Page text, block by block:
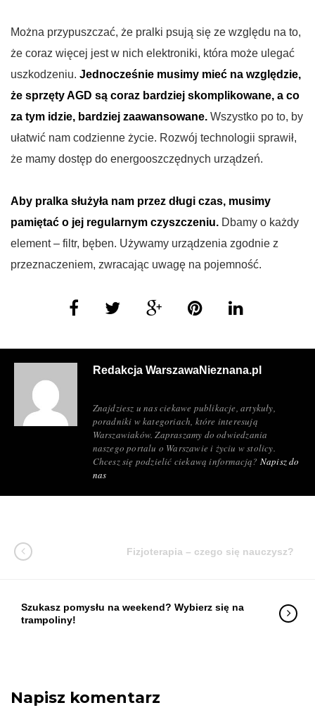
Można przypuszczać, że pralki psują się ze względu na to,
że coraz więcej jest w nich elektroniki, która może ulegać
uszkodzeniu. Jednocześnie musimy mieć na względzie,
że sprzęty AGD są coraz bardziej skomplikowane, a co
za tym idzie, bardziej zaawansowane. Wszystko po to, by
ułatwić nam codzienne życie. Rozwój technologii sprawił,
że mamy dostęp do energooszczędnych urządzeń.
Aby pralka służyła nam przez długi czas, musimy
pamiętać o jej regularnym czyszczeniu. Dbamy o każdy
element – filtr, bęben. Używamy urządzenia zgodnie z
przeznaczeniem, zwracając uwagę na pojemność.
Redakcja WarszawaNieznana.pl
Znajdziesz u nas ciekawe publikacje, artykuły,
poradniki w kategoriach, które interesują
Warszawiaków. Zapraszamy do odwiedzania
naszego portalu o Warszawie i życiu w stolicy.
Chcesz się podzielić ciekawą informacją? Napisz do
nas
Fizjoterapia – czego się nauczysz?
Szukasz pomysłu na weekend? Wybierz się na
trampoliny!
Napisz komentarz